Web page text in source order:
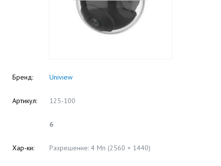
Бренд: Uniview
Артикул: 125-100
6
Хар-ки: Разрешение: 4 Мп (2560 × 1440)